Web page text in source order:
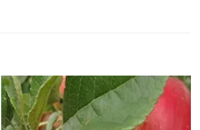
wishlist